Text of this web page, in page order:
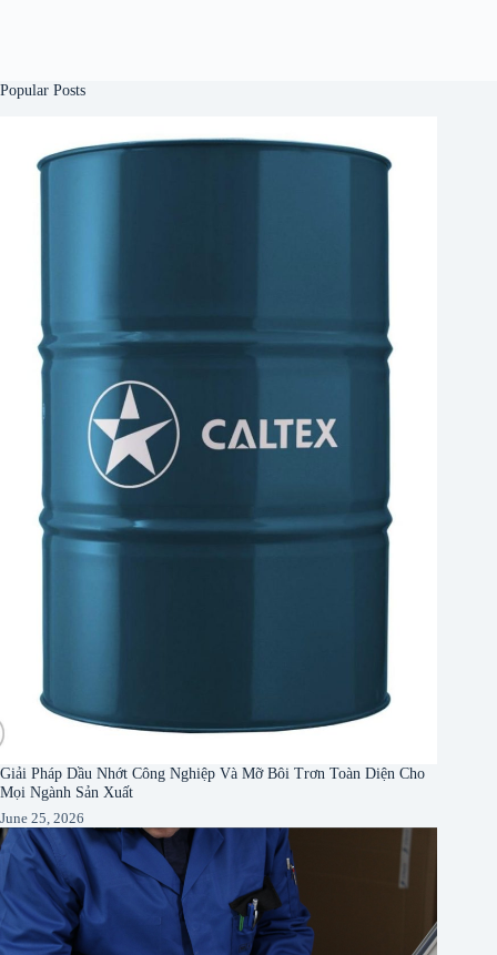
Popular Posts
Giải Pháp Dầu Nhớt Công Nghiệp Và Mỡ Bôi Trơn Toàn Diện Cho
Mọi Ngành Sản Xuất
June 25, 2026